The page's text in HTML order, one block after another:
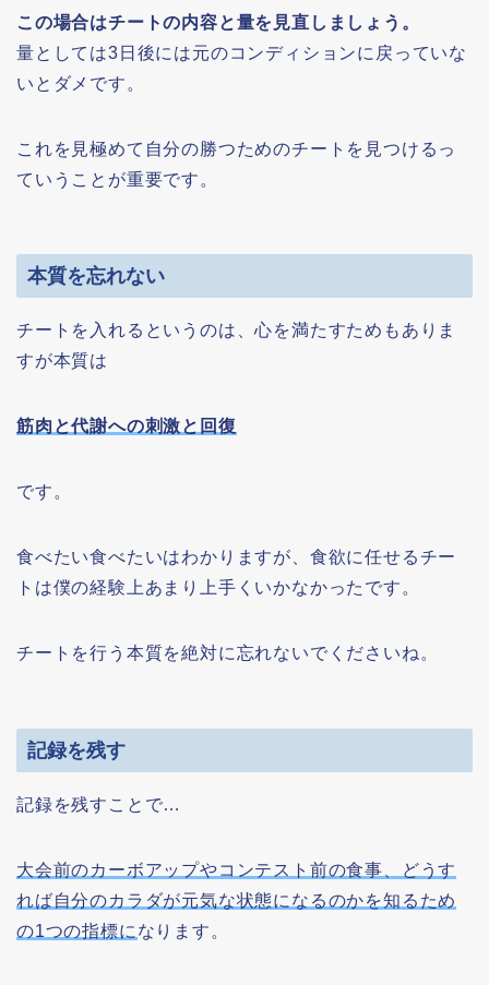
この場合はチートの内容と量を見直しましょう。
量としては3日後には元のコンディションに戻っていな
いとダメです。
これを見極めて自分の勝つためのチートを見つけるっ
ていうことが重要です。
本質を忘れない
チートを入れるというのは、心を満たすためもありま
すが本質は
筋肉と代謝への刺激と回復
です。
食べたい食べたいはわかりますが、食欲に任せるチー
トは僕の経験上あまり上手くいかなかったです。
チートを行う本質を絶対に忘れないでくださいね。
記録を残す
記録を残すことで…
大会前のカーボアップやコンテスト前の食事、どうす
れば自分のカラダが元気な状態になるのかを知るため
の1つの指標に なります。